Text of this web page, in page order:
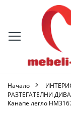
Начало
РАЗТЕГАТЕЛНИ
Канапе легло